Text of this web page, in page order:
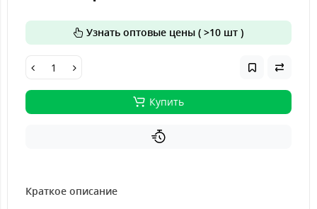
Узнать оптовые цены ( >10 шт )
Купить
Краткое описание